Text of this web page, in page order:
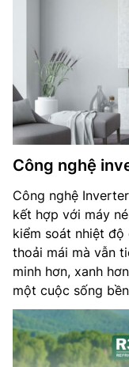
Xuất xứ: Malaysia
Công nghệ
Công nghệ
kết hợp với máy
kiểm soát nhiệt
thoải mái mà vẫn
minh hơn, xanh
một cuộc sống